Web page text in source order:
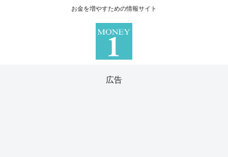
お金を増やすための情報サイト
広告